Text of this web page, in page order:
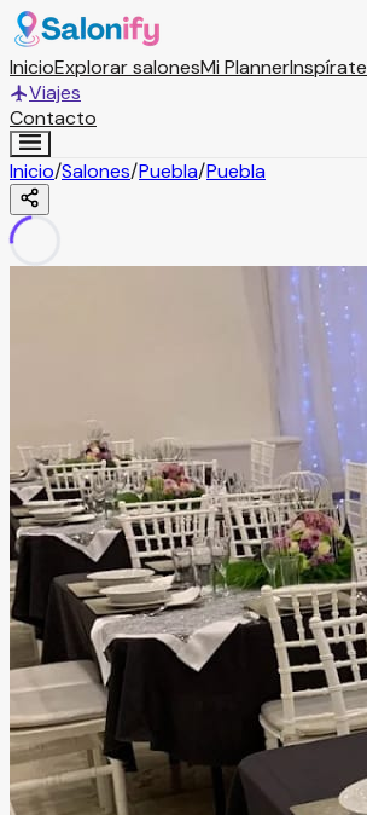
InicioExplorar salonesMi PlannerInspírate
Viajes
Contacto
Inicio/Salones/Puebla/Puebla